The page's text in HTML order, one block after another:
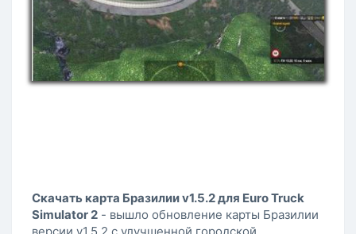
Скачать карта Бразилии v1.5.2 для Euro Truck
Simulator 2 - вышло обновление карты Бразилии